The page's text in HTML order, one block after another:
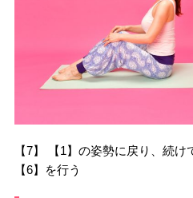
【7】 【1】の姿勢に戻り、続
【6】を行う